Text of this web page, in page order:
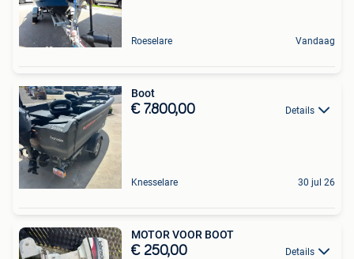
Roeselare Vandaag
Boot
€ 7.800,00 Details
Knesselare 30 jul 26
MOTOR VOOR BOOT
€ 250,00 Details